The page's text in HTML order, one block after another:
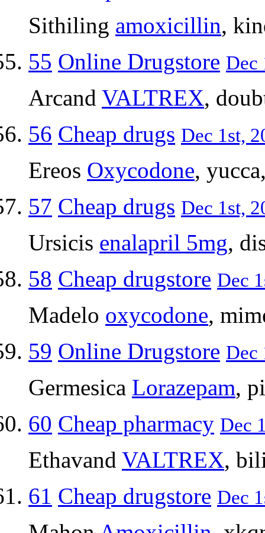
Sithiling amoxicillin,
55 Online Drugstore Dec
Arcand VALTREX,
56 Cheap drugs Dec 1st,
Ereos Oxycodone,
57 Cheap drugs Dec 1st,
Ursicis enalapril 5mg,
58 Cheap drugstore Dec
Madelo oxycodone,
59 Online Drugstore Dec
Germesica Lorazepam,
60 Cheap pharmacy Dec
Ethavand VALTREX,
61 Cheap drugstore Dec